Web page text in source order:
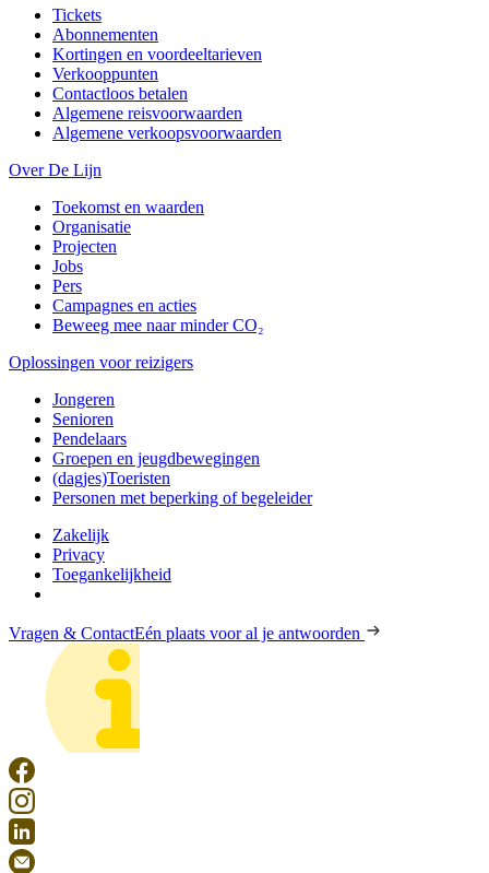
Tickets
Abonnementen
Kortingen en voordeeltarieven
Verkooppunten
Contactloos betalen
Algemene reisvoorwaarden
Algemene verkoopsvoorwaarden
Over De Lijn
Toekomst en waarden
Organisatie
Projecten
Jobs
Pers
Campagnes en acties
Beweeg mee naar minder CO₂
Oplossingen voor reizigers
Jongeren
Senioren
Pendelaars
Groepen en jeugdbewegingen
(dagjes)Toeristen
Personen met beperking of begeleider
Zakelijk
Privacy
Toegankelijkheid
Vragen & ContactEén plaats voor al je antwoorden